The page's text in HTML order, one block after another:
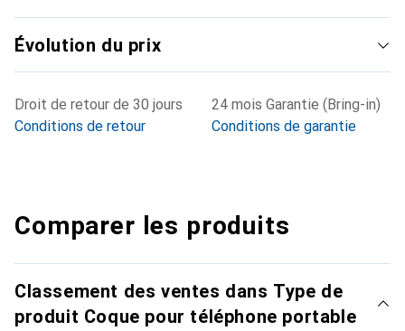
Évolution du prix
Droit de retour de 30 jours
Conditions de retour
24 mois Garantie (Bring-in)
Conditions de garantie
Comparer les produits
Classement des ventes dans Type de
produit Coque pour téléphone portable